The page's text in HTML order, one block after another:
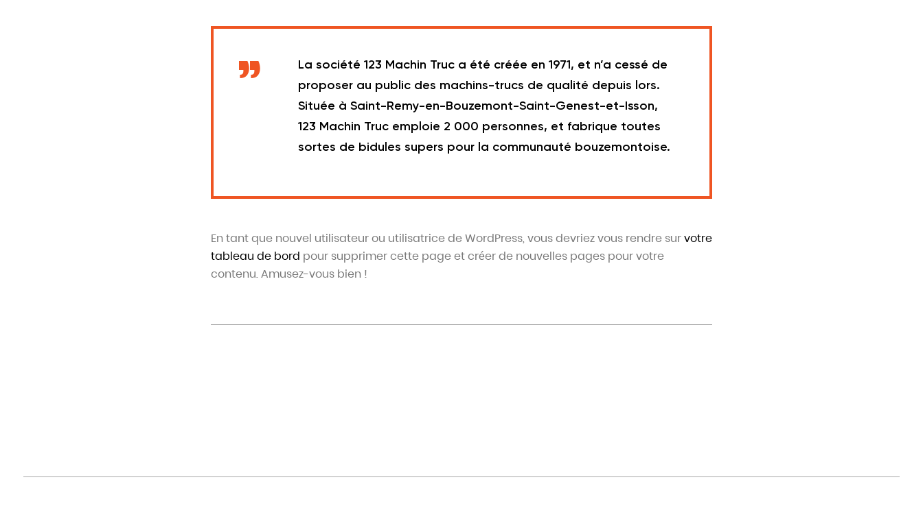
La société 123 Machin Truc a été créée en 1971, et n’a cessé de
proposer au public des machins-trucs de qualité depuis lors.
Située à Saint-Remy-en-Bouzemont-Saint-Genest-et-Isson,
123 Machin Truc emploie 2 000 personnes, et fabrique toutes
sortes de bidules supers pour la communauté bouzemontoise.
En tant que nouvel utilisateur ou utilisatrice de WordPress, vous devriez vous rendre survotre
tableau de bord pour supprimer cette page et créer de nouvelles pages pour votre
contenu. Amusez-vous bien !